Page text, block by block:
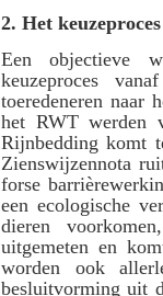
2. Het keuzeproces
Een objectieve
keuzeproces
toeredeneren naar
het RWT werden
Rijnbedding komt
Zienswijzennota
forse
een ecologische
dieren
uitgemeten en
worden ook
besluitvorming uit